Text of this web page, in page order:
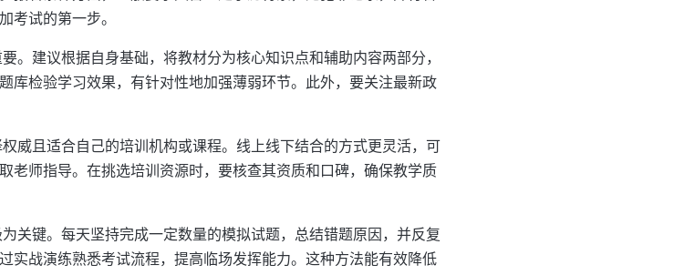
考试的第一步。
。建议根据自身基础，将教材分为核心知识点和辅助内容两部分，
库检验学习效果，有针对性地加强薄弱环节。此外，要关注最新政
威且适合自己的培训机构或课程。线上线下结合的方式更灵活，可
老师指导。在挑选培训资源时，要核查其资质和口碑，确保教学质
关键。每天坚持完成一定数量的模拟试题，总结错题原因，并反复
实战演练熟悉考试流程，提高临场发挥能力。这种方法能有效降低